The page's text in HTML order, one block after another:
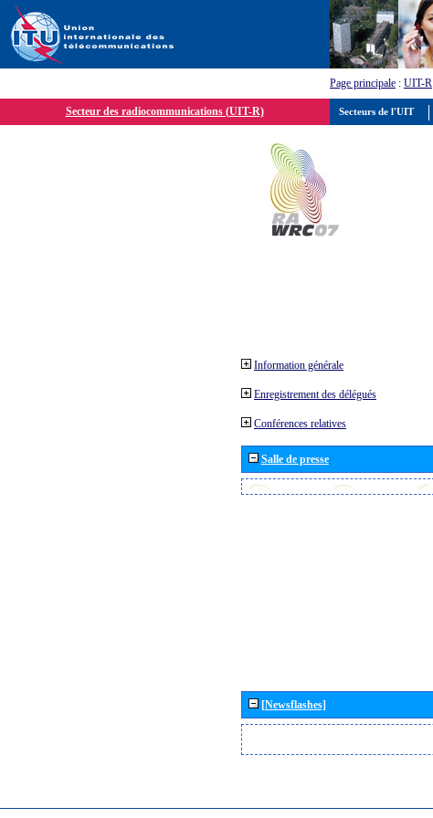
Page principale : UIT-R
Secteur des radiocommunications (UIT-R)
Information générale
Enregistrement des délégués
Conférences relatives
Salle de presse
[Newsflashes]
Secteurs de l'UIT